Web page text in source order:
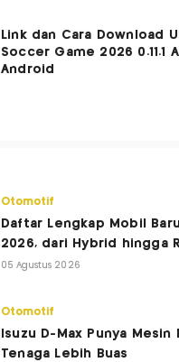
Link dan Cara Download
Soccer Game 2026 0.11.1
Android
Otomotif
Daftar Lengkap Mobil
2026, dari Hybrid hingga
05 Agustus 2026
Otomotif
Isuzu D-Max Punya Mesin
Tenaga Lebih Buas